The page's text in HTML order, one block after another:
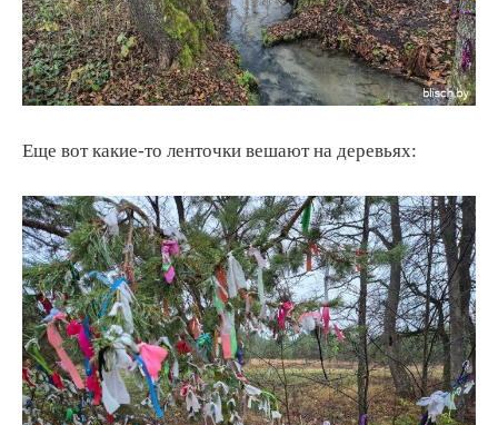
Еще вот какие-то ленточки вешают на деревьях: